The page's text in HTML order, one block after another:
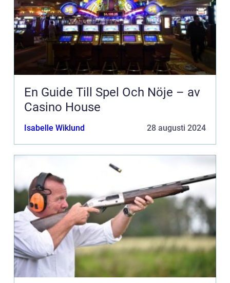
En Guide Till Spel Och Nöje – av
Casino House
Isabelle Wiklund 28 augusti 2024